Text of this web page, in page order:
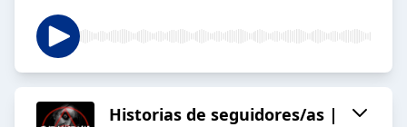
Historias de seguidores/as |